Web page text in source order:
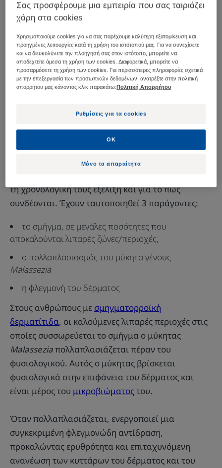
να ενεργοποιήσουν μια έξαρση όπως το άγχος,
κόπωση, υπερβολική εργασία.
3 παράγοντες που
προκαλούν
δερματίτιδα έχουν
ταυτοποιηθεί
γνωρίζουμε τις αιτίες της σμηγματορροϊκής
τη χρονολογική τους εξέλιξη και για το πως
συνδέονται. Έχουν ταυτοποιηθεί 3 παράγοντες:
το σμήγμα, σε μεγάλες ποσότητες που
αποκαλούνται λιπαρές ζώνες/περιοχές,
ο πολλαπλασιασμός του μύκητα γένους
Malassezia
η φλεγμονή του δέρματος
Στους ανθρώπους με σμηγματορροϊκή
δερματίτιδα, οι καλούμενες λιπαρές περιοχές στις
οποίες συσσωρεύεται το σμήγμα ο μύκητας
Malasseziaπολλαπλασιάζεται πέραν του
φυσιολογικού. Αυτός ο μύκητας βρίσκεται
φυσιολογικά στην επιφάνεια του δέρματος και
είναι μέρος του μικροβιώματοςτου.
Όταν πολλαπλασιάζεται, ενεργοποιεί μια
συγκεκριμένη φλεγμονώδη αντίδραση,
προκαλώντας ερυθρότητα και επιταχυνόμενη
ανανέωση των κυττάρων του δέρματος και του
Σας προσφέρουμε μια εμπειρία που σας ταιριάζει
χάρη στα cookies
Χρησιμοποιούμε cookies για να σας παρέχουμε καλύτερη εξατομίκευση και
προηγμένες λειτουργίες κατά τη χρήση του ιστότοπού μας. Για να συνεχίσετε
και να διευκολύνετε την πλοήγησή σας στον ιστότοπο, μπορείτε να
αποδεχτείτε άμεσα τη χρήση των cookies. Διαφορετικά, μπορείτε να
προσαρμόσετε τη χρήση των cookies. Για περισσότερες πληροφορίες σχετικά
με την επεξεργασία των προσωπικών δεδομένων, ανατρέξτε στην πολιτική
απορρήτου μας κάνοντας κλικ παρακάτω:Πολιτική Απορρήτου
Ρυθμίσεις για τα cookies
Μόνο τα απαραίτητα
OK